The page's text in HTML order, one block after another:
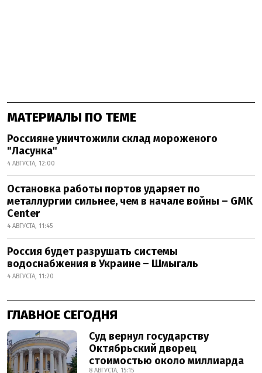
МАТЕРИАЛЫ ПО ТЕМЕ
Россияне уничтожили склад мороженого
"Ласунка"
4 АВГУСТА, 12:00
Остановка работы портов ударяет по
металлургии сильнее, чем в начале войны – GMK
Center
4 АВГУСТА, 11:45
Россия будет разрушать системы
водоснабжения в Украине – Шмыгаль
4 АВГУСТА, 11:20
ГЛАВНОЕ СЕГОДНЯ
Суд вернул государству
Октябрьский дворец
стоимостью около миллиарда
8 АВГУСТА, 15:15